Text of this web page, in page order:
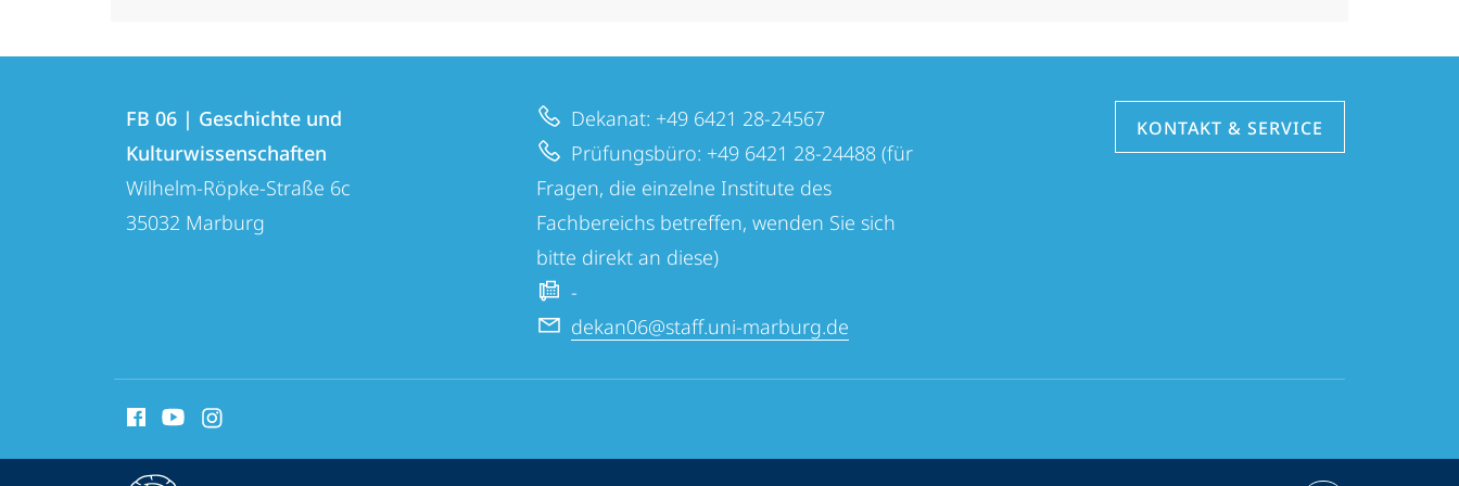
Informationen
Kontaktinformationen
FB
06
|
FB 06 | Geschichte und
Kulturwissenschaften
Wilhelm-Röpke-Straße 6c
35032 Marburg
Dekanat: +49 6421 28-24567
Prüfungsbüro: +49 6421 28-24488 (für
Fragen, die einzelne Institute des
Fachbereichs betreffen, wenden Sie sich
bitte direkt an diese)
-
dekan06@staff.uni-marburg.de
KONTAKT & SERVICE
Media
Kontakte
Service-